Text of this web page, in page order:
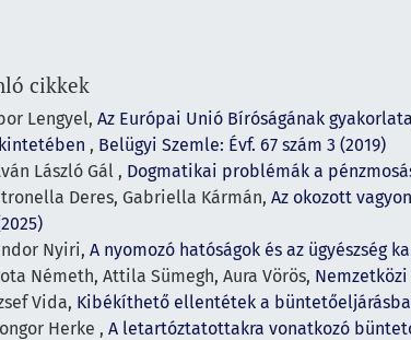
cikkek
Lengyel, Az Európai Unió Bíróságának
, Belügyi Szemle: Évf. 67 szám 3 (2019)
László Gál , Dogmatikai problémák a
Deres, Gabriella Kármán, Az okozott
Nyiri, A nyomozó hatóságok és az ügyészség
Németh, Attila Sümegh, Aura Vörös, Nemzetközi
Vida, Kibékíthető ellentétek a
Herke , A letartóztatottakra vonatkozó